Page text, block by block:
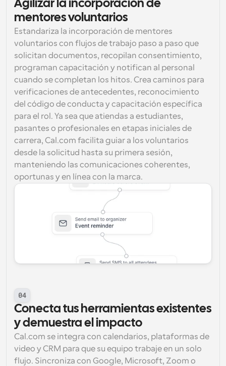
Agilizar la incorporación de
mentores voluntarios
Estandariza la incorporación de mentores
voluntarios con flujos de trabajo paso a paso que
solicitan documentos, recopilan consentimiento,
programan capacitación y notifican al personal
cuando se completan los hitos. Crea caminos para
verificaciones de antecedentes, reconocimiento
del código de conducta y capacitación específica
para el rol. Ya sea que atiendas a estudiantes,
pasantes o profesionales en etapas iniciales de
carrera, Cal.com facilita guiar a los voluntarios
desde la solicitud hasta su primera sesión,
manteniendo las comunicaciones coherentes,
oportunas y en línea con la marca.
04
Conecta tus herramientas existentes
y demuestra el impacto
Cal.com se integra con calendarios, plataformas de
video y CRM para que su equipo trabaje en un solo
flujo. Sincroniza con Google, Microsoft, Zoom o